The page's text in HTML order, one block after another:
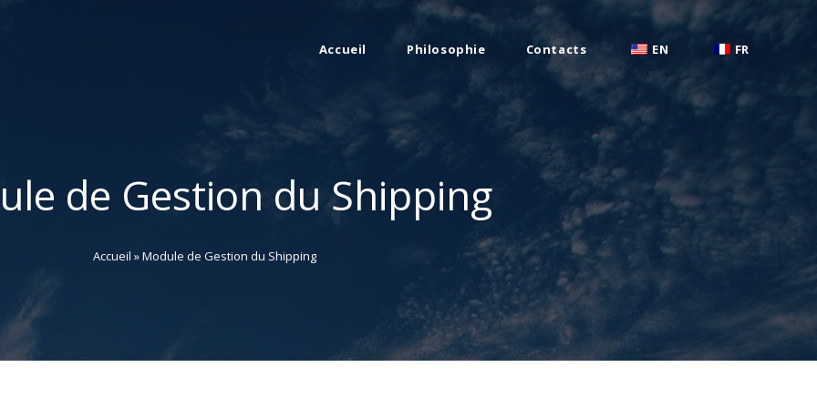
Accueil Philosophie Contacts EN FR
de Gestion du Shipping
Accueil »Module de Gestion du Shipping